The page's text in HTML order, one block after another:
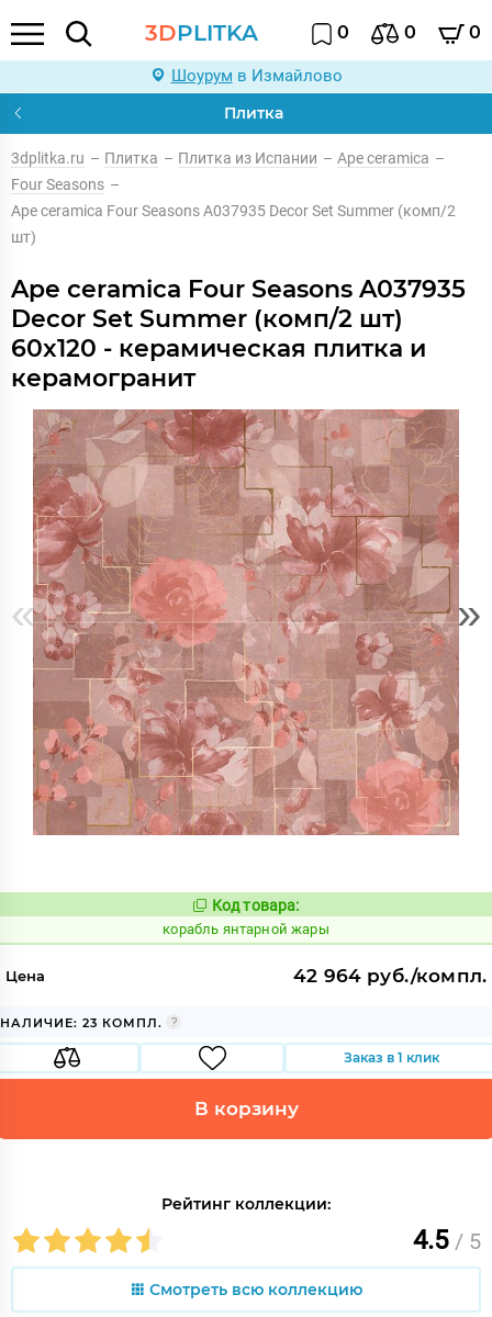
3DPLITKA 0 0 0
Шоурум в Измайлово
Плитка
3dplitka.ru – Плитка – Плитка из Испании – Ape ceramica –
Four Seasons –
Ape ceramica Four Seasons A037935 Decor Set Summer (комп/2
шт)
Ape ceramica Four Seasons A037935
Decor Set Summer (комп/2 шт)
60x120 - керамическая плитка и
керамогранит
« »
Код:
781025
Код товара:
корабль янтарной жары
Цена 42 964 руб./компл.
НАЛИЧИЕ: 23 КОМПЛ.
Заказ в 1 клик
В корзину
Рейтинг коллекции:
4.5 / 5
Смотреть всю коллекцию